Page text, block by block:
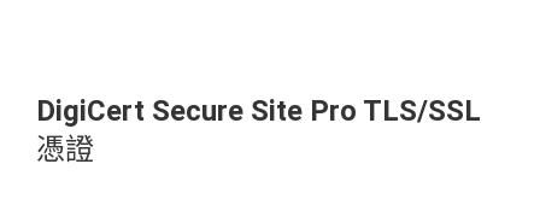
DigiCert Secure Site Pro TLS/SSL
憑證